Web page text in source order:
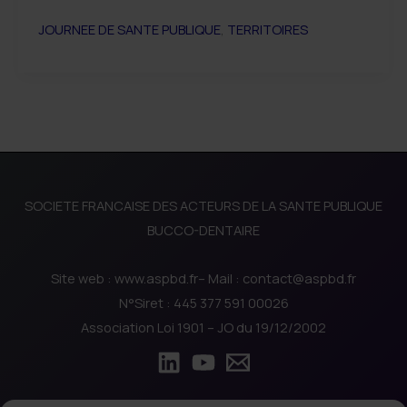
ET
JOURNEE DE SANTE PUBLIQUE, TERRITOIRES
SOCIETE FRANCAISE DES ACTEURS DE LA SANTE PUBLIQUE
BUCCO-DENTAIRE
Site web : www.aspbd.fr– Mail : contact@aspbd.fr
N°Siret : 445 377 591 00026
Association Loi 1901 – JO du 19/12/2002